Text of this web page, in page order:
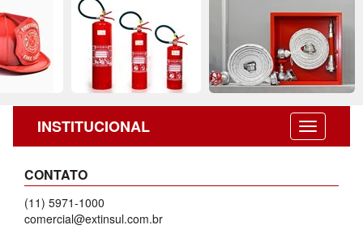
INSTITUCIONAL
CONTATO
(11) 5971-1000
comercial@extinsul.com.br